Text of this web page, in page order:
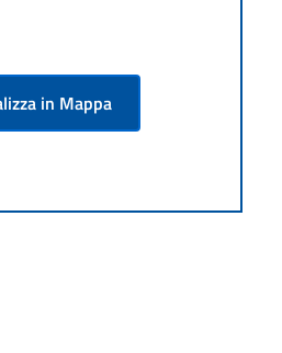
in Mappa